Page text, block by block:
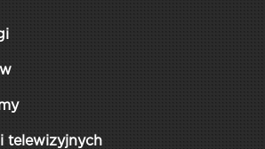
telewizyjnych